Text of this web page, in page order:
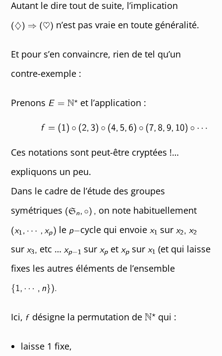
Autant le dire tout de suite, l’implication
n’est pas vraie en toute généralité.
Et pour s’en convaincre, rien de tel qu’un
contre-exemple :
Prenons et l’application :
Ces notations sont peut-être cryptées !…
expliquons un peu.
Dans le cadre de l’étude des groupes
symétriques
on note habituellement
le
cycle qui envoie
sur
sur
etc … sur et sur
(et qui laisse
fixes les autres éléments de l’ensemble
Ici, désigne la permutation de qui :
laisse 1 fixe,